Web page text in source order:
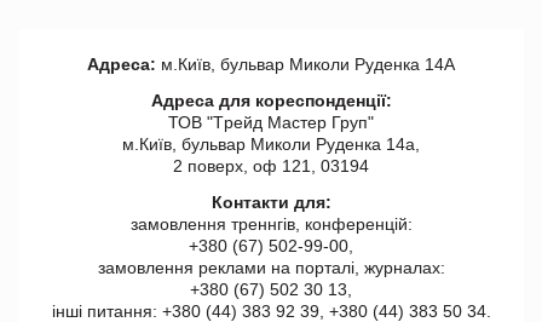
Адреса: м.Київ, бульвар Миколи Руденка 14А
Адреса для кореспонденції:
ТОВ "Tрейд Мастер Груп"
м.Київ, бульвар Миколи Руденка 14а,
2 поверх, оф 121, 03194
Контакти для:
замовлення треннгів, конференцій:
+380 (67) 502-99-00,
замовлення реклами на порталі, журналах:
+380 (67) 502 30 13,
інші питання: +380 (44) 383 92 39, +380 (44) 383 50 34.